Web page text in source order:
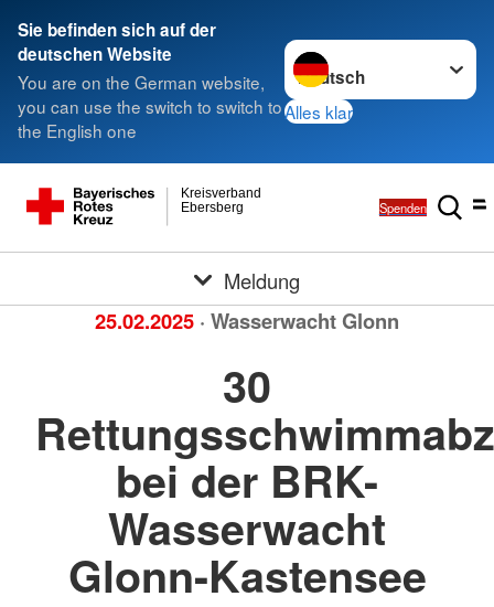
Sie befinden sich auf der
deutschen Website
You are on the German website,
you can use the switch to switch to
the English one
Sprache wechseln zu
Alles klar
Ebersberg
Kreisverband
Spenden
Meldung
25.02.2025 · Wasserwacht Glonn
30
bei der BRK-
Wasserwacht
Glonn-Kastensee